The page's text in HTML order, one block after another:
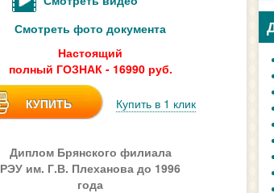
Смотреть фото документа
Настоящий
полный ГОЗНАК - 16990 руб.
КУПИТЬ Купить в 1 клик
Диплом Брянского филиала
РЭУ им. Г.В. Плеханова до 1996
года